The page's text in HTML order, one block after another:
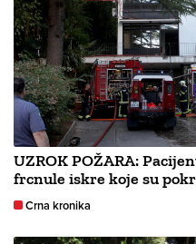
UZROK POŽARA:
frcnule iskre koje su
Crna kronika